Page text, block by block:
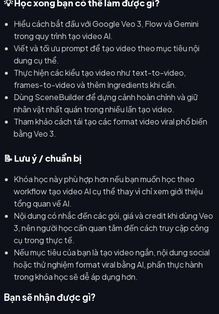
💡 Học xong bạn có thể làm được gì?
Hiểu cách bắt đầu với Google Veo 3, Flow và Gemini
trong quy trình tạo video AI.
Viết và tối ưu prompt để tạo video theo mục tiêu nội
dung cụ thể.
Thực hiện các kiểu tạo video như text-to-video,
frames-to-video và thêm Ingredients khi cần.
Dùng SceneBuilder để dựng cảnh hoàn chỉnh và giữ
nhân vật nhất quán trong nhiều lần tạo video.
Tham khảo cách tái tạo các format video viral phổ biến
bằng Veo 3.
📝 Lưu ý / chuẩn bị
Khóa học này phù hợp hơn nếu bạn muốn học theo
workflow tạo video AI cụ thể thay vì chỉ xem giới thiệu
tổng quan về AI.
Nội dung có nhắc đến các gói, giá và credit khi dùng Veo
3, nên người học cần quan tâm đến cách truy cập công
cụ trong thực tế.
Nếu mục tiêu của bạn là tạo video ngắn, nội dung social
hoặc thử nghiệm format viral bằng AI, phần thực hành
trong khóa học sẽ dễ áp dụng hơn.
Bạn sẽ nhận được gì?